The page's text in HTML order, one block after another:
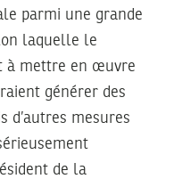
parmi une grande
laquelle le
à mettre en œuvre
générer des
d’autres mesures
de la